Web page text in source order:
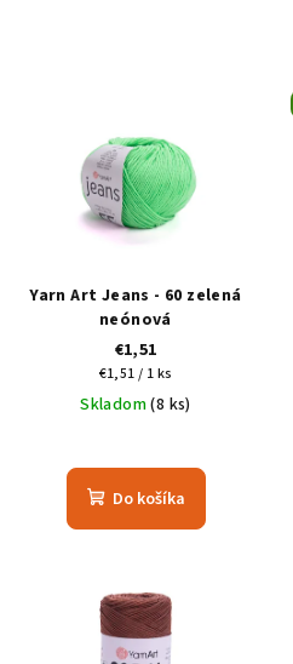
Yarn Art Jeans - 60 zelená
neónová
€1,51
Jednotková
cena:
€1,51 / 1 ks
Skladom(8 ks)
Do košíka